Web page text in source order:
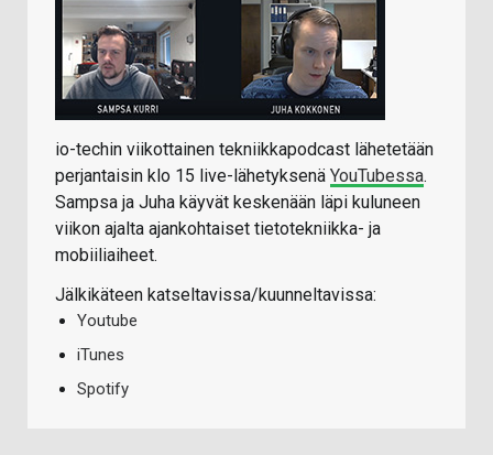
io-techin viikottainen tekniikkapodcast lähetetään
perjantaisin klo 15 live-lähetyksenä YouTubessa.
Sampsa ja Juha käyvät keskenään läpi kuluneen
viikon ajalta ajankohtaiset tietotekniikka- ja
mobiiliaiheet.
Jälkikäteen katseltavissa/kuunneltavissa:
Youtube
iTunes
Spotify